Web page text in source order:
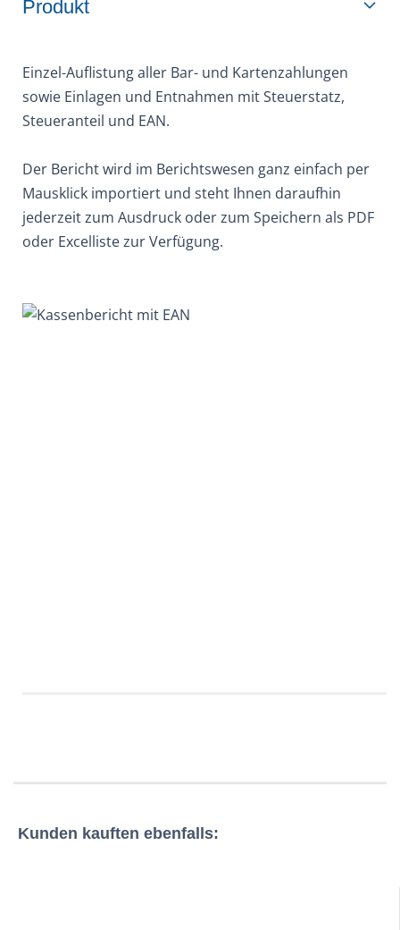
Produkt
Einzel-Auflistung aller Bar- und Kartenzahlungen
sowie Einlagen und Entnahmen mit Steuerstatz,
Steueranteil und EAN.
Der Bericht wird im Berichtswesen ganz einfach per
Mausklick importiert und steht Ihnen daraufhin
jederzeit zum Ausdruck oder zum Speichern als PDF
oder Excelliste zur Verfügung.
Kunden kauften ebenfalls: